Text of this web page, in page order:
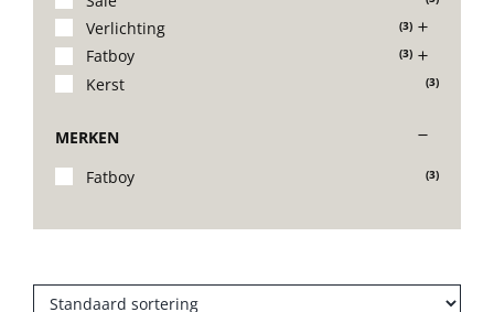
Stoelen
Bijzettafels
Verlichting (3)
Fatboy (3)
Kerst (3)
MERKEN
Fatboy
(3)